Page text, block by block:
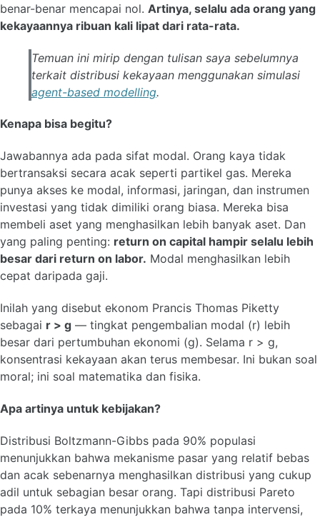
benar-benar mencapai nol. Artinya, selalu ada orang yang
kekayaannya ribuan kali lipat dari rata-rata.
Temuan ini mirip dengan tulisan saya sebelumnya
terkait distribusi kekayaan menggunakan simulasi
agent-based modelling.
Kenapa bisa begitu?
Jawabannya ada pada sifat modal. Orang kaya tidak
bertransaksi secara acak seperti partikel gas. Mereka
punya akses ke modal, informasi, jaringan, dan instrumen
investasi yang tidak dimiliki orang biasa. Mereka bisa
membeli aset yang menghasilkan lebih banyak aset. Dan
yang paling penting: return on capital hampir selalu lebih
besar dari return on labor. Modal menghasilkan lebih
cepat daripada gaji.
Inilah yang disebut ekonom Prancis Thomas Piketty
sebagai r > g — tingkat pengembalian modal (r) lebih
besar dari pertumbuhan ekonomi (g). Selama r > g,
konsentrasi kekayaan akan terus membesar. Ini bukan soal
moral; ini soal matematika dan fisika.
Apa artinya untuk kebijakan?
Distribusi Boltzmann-Gibbs pada 90% populasi
menunjukkan bahwa mekanisme pasar yang relatif bebas
dan acak sebenarnya menghasilkan distribusi yang cukup
adil untuk sebagian besar orang. Tapi distribusi Pareto
pada 10% terkaya menunjukkan bahwa tanpa intervensi,